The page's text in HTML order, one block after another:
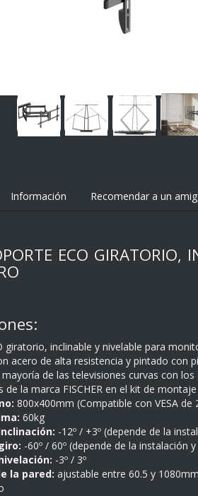
Información Recomendar a un
ECO GIRATORIO,
giratorio, inclinable y nivelable para
acero de alta resistencia y pintado con
de las televisiones curvas con
de la marca FISCHER en el kit de
800x400mm (Compatible con VESA
60kg
-12º / +3º (depende de la
-60º / 60º (depende de la instalación
-3º / 3º
la pared: ajustable entre 60.5 y